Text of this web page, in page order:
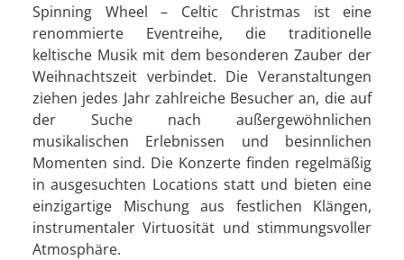
Spinning Wheel – Celtic Christmas ist eine
renommierte Eventreihe, die traditionelle
keltische Musik mit dem besonderen Zauber der
Weihnachtszeit verbindet. Die Veranstaltungen
ziehen jedes Jahr zahlreiche Besucher an, die auf
der Suche nach außergewöhnlichen
musikalischen Erlebnissen und besinnlichen
Momenten sind. Die Konzerte finden regelmäßig
in ausgesuchten Locations statt und bieten eine
einzigartige Mischung aus festlichen Klängen,
instrumentaler Virtuosität und stimmungsvoller
Atmosphäre.